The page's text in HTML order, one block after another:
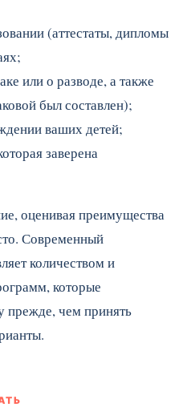
(аттестаты, дипломы
или о разводе, а также
был составлен);
ваших детей;
заверена
оценивая преимущества
Современный
количеством и
которые
прежде, чем принять